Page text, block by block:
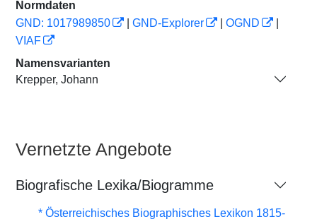
Normdaten
GND: 1017989850
GND-Explorer OGND
VIAF
Namensvarianten
Krepper, Johann
Vernetzte Angebote
Biografische Lexika/Biogramme
* Österreichisches Biographisches Lexikon 1815-